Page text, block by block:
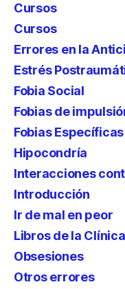
Cursos
Cursos
Errores en la
Estrés
Fobia Social
Fobias de
Fobias Específicas
Hipocondría
Interacciones
Introducción
Ir de mal en peor
Libros de la
Obsesiones
Otros errores